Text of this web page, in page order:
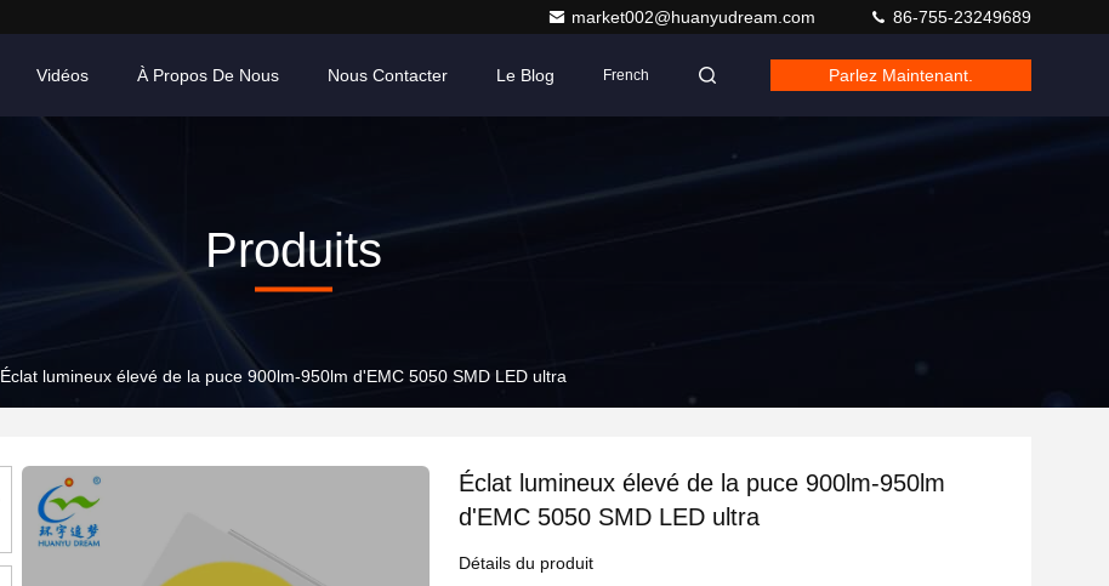
market002@huanyudream.com 86-755-23249689
Vidéos À Propos De Nous Nous Contacter Le Blog French Parlez Maintenant.
Produits
Éclat lumineux élevé de la puce 900lm-950lm d'EMC 5050 SMD LED ultra
Éclat lumineux élevé de la puce 900lm-950lm
d'EMC 5050 SMD LED ultra
Détails du produit